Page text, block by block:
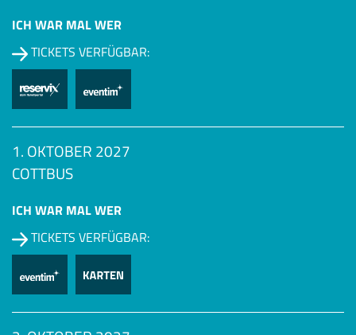
ICH WAR MAL WER
TICKETS VERFÜGBAR:
1. OKTOBER 2027
COTTBUS
ICH WAR MAL WER
TICKETS VERFÜGBAR: